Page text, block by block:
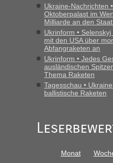
Ukraine-Nachrichten
Oktoberpalast im
Milliarde an den
Ukrinform •
mit den USA über
Abfangraketen an
Ukrinform • Jedes
ausländischen
Thema Raketen
Tagesschau •
ballistische Raketen
Monat